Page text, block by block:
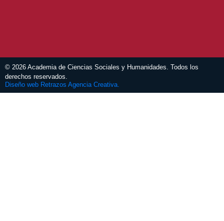
© 2026 Academia de Ciencias Sociales y Humanidades. Todos los
derechos reservados.
Diseño web Retrazos Agencia Creativa.